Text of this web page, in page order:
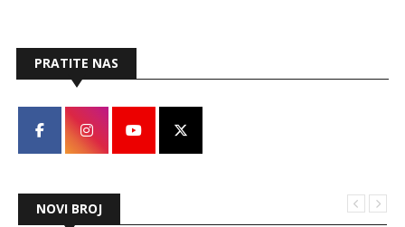
PRATITE NAS
NOVI BROJ